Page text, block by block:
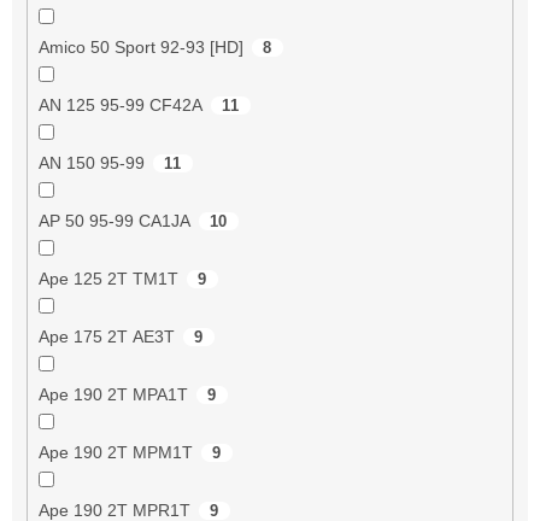
Amico 50 Sport 92-93 [HD] 8
AN 125 95-99 CF42A 11
AN 150 95-99 11
AP 50 95-99 CA1JA 10
Ape 125 2T TM1T 9
Ape 175 2T AE3T 9
Ape 190 2T MPA1T 9
Ape 190 2T MPM1T 9
Ape 190 2T MPR1T 9